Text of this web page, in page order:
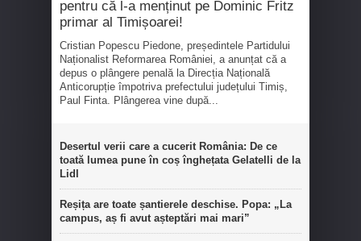
pentru că l-a menținut pe Dominic Fritz
primar al Timișoarei!
Cristian Popescu Piedone, președintele Partidului
Naționalist Reformarea României, a anunțat că a
depus o plângere penală la Direcția Națională
Anticorupție împotriva prefectului județului Timiș,
Paul Finta. Plângerea vine după...
Desertul verii care a cucerit România: De ce
toată lumea pune în coș înghețata Gelatelli de la
Lidl
Reșița are toate șantierele deschise. Popa: „La
campus, aș fi avut așteptări mai mari”